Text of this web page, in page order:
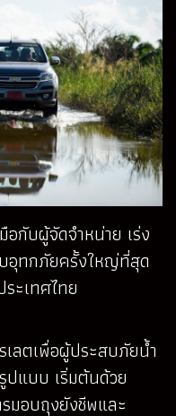
อกับผู้จัดจำหน่าย เร่ง
อุทกภัยครั้งใหญ่ที่สุด
ะเทศไทย
เลตเพื่อผู้ประสบภัยน้ำ
ปแบบ เริ่มต้นด้วย
มอบถุงยังชีพและ